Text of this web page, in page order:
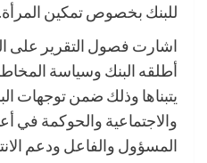
للبنك بخصوص تمكين المرأة.
اشارت فصول التقرير على
أطلقه البنك وسياسة المخاطر
يتبناها وذلك ضمن توجهات
والاجتماعية والحوكمة في
المسؤول والفاعل ودعم